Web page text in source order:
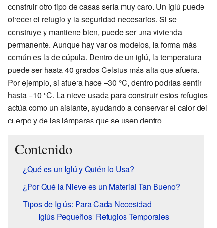
construir otro tipo de casas sería muy caro. Un iglú puede
ofrecer el refugio y la seguridad necesarios. Si se
construye y mantiene bien, puede ser una vivienda
permanente. Aunque hay varios modelos, la forma más
común es la de cúpula. Dentro de un iglú, la temperatura
puede ser hasta 40 grados Celsius más alta que afuera.
Por ejemplo, si afuera hace –30 °C, dentro podrías sentir
hasta +10 °C. La nieve usada para construir estos refugios
actúa como un aislante, ayudando a conservar el calor del
cuerpo y de las lámparas que se usen dentro.
Contenido
¿Qué es un Iglú y Quién lo Usa?
¿Por Qué la Nieve es un Material Tan Bueno?
Tipos de Iglús: Para Cada Necesidad
Iglús Pequeños: Refugios Temporales